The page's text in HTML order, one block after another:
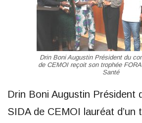
Drin Boni Augustin Président du
de CEMOI reçoit son trophée
Santé
Drin Boni Augustin Président
SIDA de CEMOI lauréat d’un